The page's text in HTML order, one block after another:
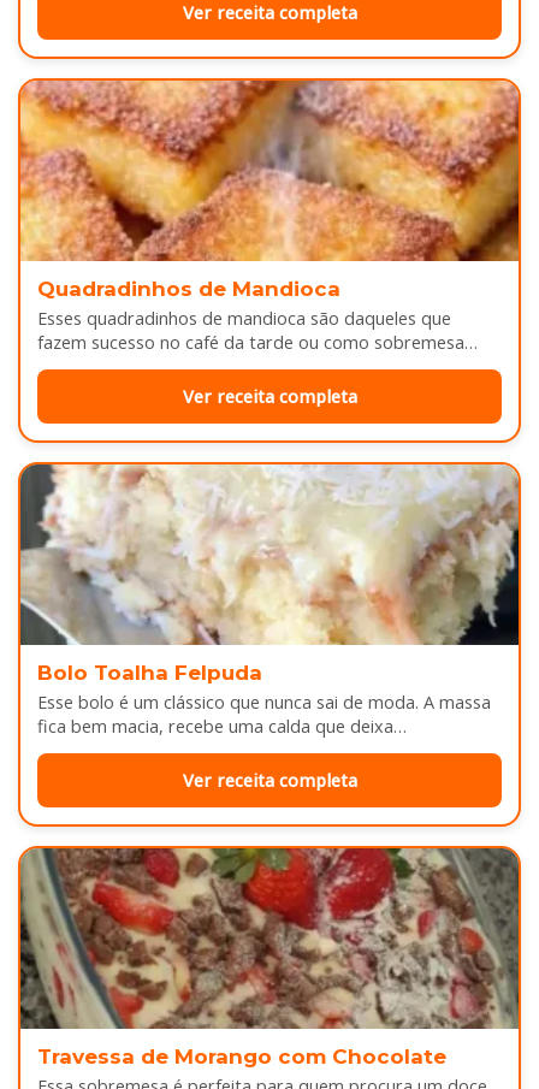
Ver receita completa
Quadradinhos de Mandioca
Esses quadradinhos de mandioca são daqueles que
fazem sucesso no café da tarde ou como sobremesa
depois do almoço. Por…
Ver receita completa
Bolo Toalha Felpuda
Esse bolo é um clássico que nunca sai de moda. A massa
fica bem macia, recebe uma calda que deixa…
Ver receita completa
Travessa de Morango com Chocolate